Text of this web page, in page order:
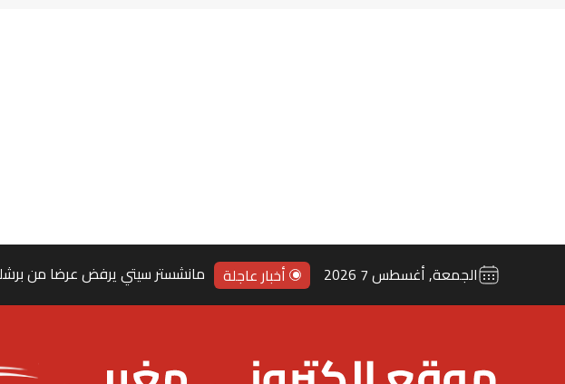
الجمعة, أغسطس 7 2026 أخبار عاجلة مانشستر سيتي يرفض عرضا من